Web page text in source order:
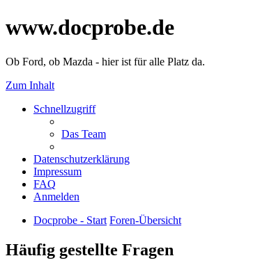
www.docprobe.de
Ob Ford, ob Mazda - hier ist für alle Platz da.
Zum Inhalt
Schnellzugriff
Das Team
Datenschutzerklärung
Impressum
FAQ
Anmelden
Docprobe - Start Foren-Übersicht
Häufig gestellte Fragen